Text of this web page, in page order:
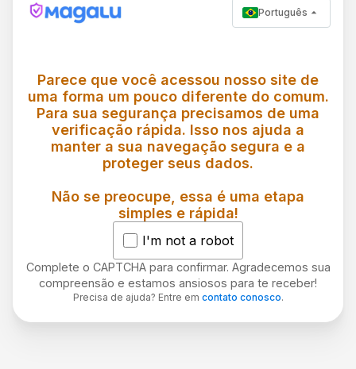
Português
Parece que você acessou nosso site de
uma forma um pouco diferente do comum.
Para sua segurança precisamos de uma
verificação rápida. Isso nos ajuda a
manter a sua navegação segura e a
proteger seus dados.
Não se preocupe, essa é uma etapa
simples e rápida!
I'm not a robot
Complete o CAPTCHA para confirmar. Agradecemos sua
compreensão e estamos ansiosos para te receber!
Precisa de ajuda? Entre em contato conosco.